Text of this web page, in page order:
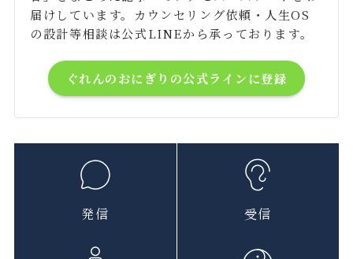
届けしています。カウンセリング依頼・人生OS
の設計等相談は公式LINEから承っております。
ぐれんのおにぎりの公式ラインに登録
発信 受信